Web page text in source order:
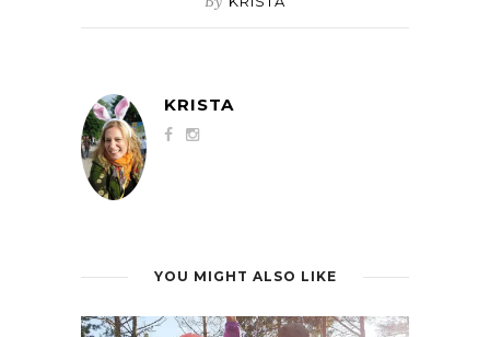
KRISTA
YOU MIGHT ALSO LIKE